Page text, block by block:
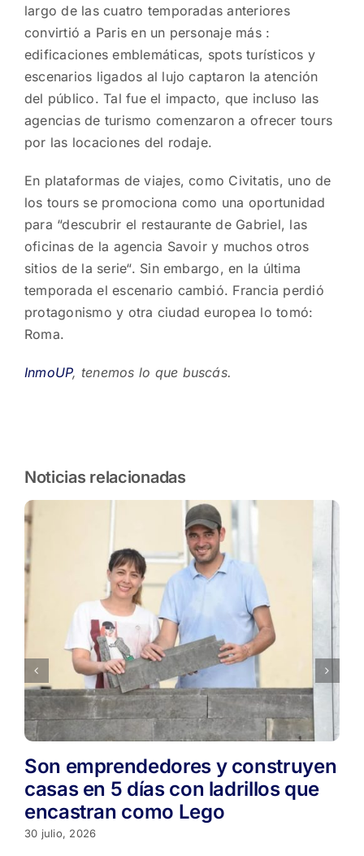
largo de las cuatro temporadas anteriores
convirtió a Paris en un personaje más :
edificaciones emblemáticas, spots turísticos y
escenarios ligados al lujo captaron la atención
del público. Tal fue el impacto, que incluso las
agencias de turismo comenzaron a ofrecer tours
por las locaciones del rodaje.
En plataformas de viajes, como Civitatis, uno de
los tours se promociona como una oportunidad
para “descubrir el restaurante de Gabriel, las
oficinas de la agencia Savoir y muchos otros
sitios de la serie“. Sin embargo, en la última
temporada el escenario cambió. Francia perdió
protagonismo y otra ciudad europea lo tomó:
Roma.
InmoUP, tenemos lo que buscás.
Noticias relacionadas
Son emprendedores y construyen
casas en 5 días con ladrillos que
encastran como Lego
30 julio, 2026